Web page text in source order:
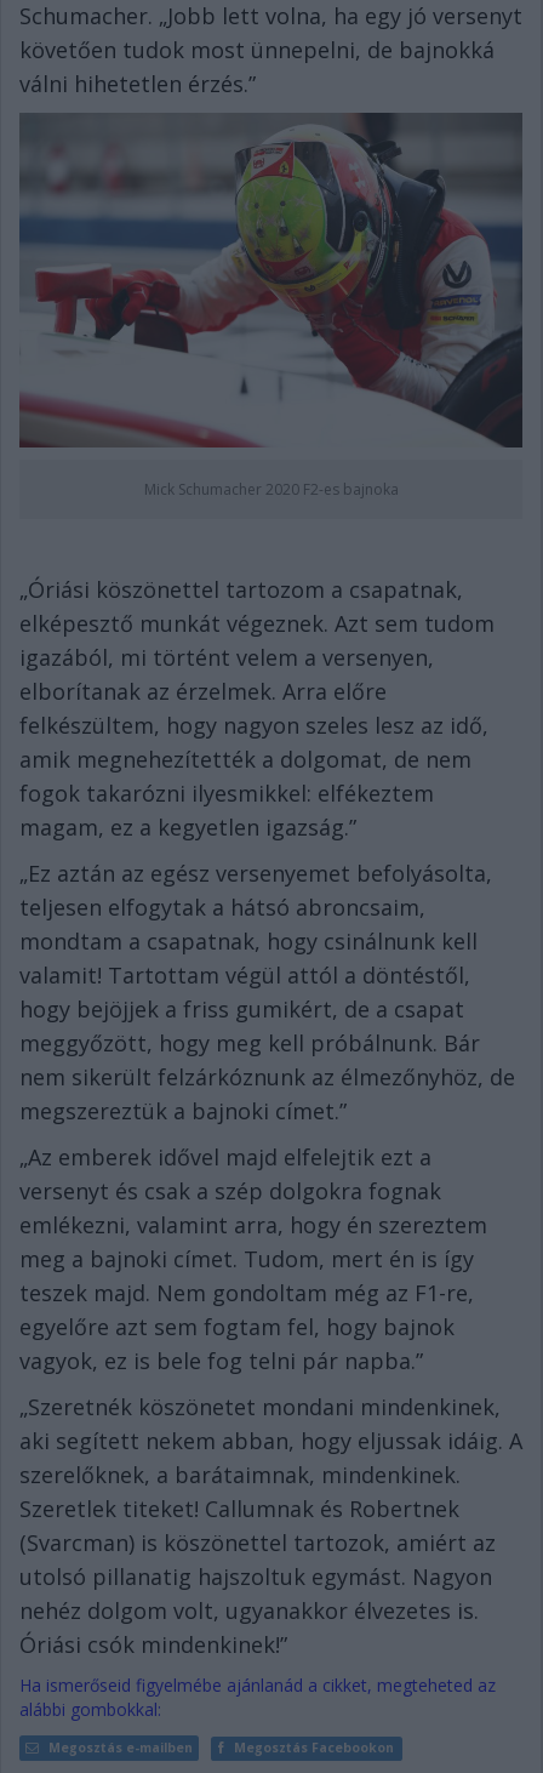
Schumacher. „Jobb lett volna, ha egy jó versenyt
követően tudok most ünnepelni, de bajnokká
válni hihetetlen érzés.”
Mick Schumacher 2020 F2-es bajnoka
„Óriási köszönettel tartozom a csapatnak,
elképesztő munkát végeznek. Azt sem tudom
igazából, mi történt velem a versenyen,
elborítanak az érzelmek. Arra előre
felkészültem, hogy nagyon szeles lesz az idő,
amik megnehezítették a dolgomat, de nem
fogok takarózni ilyesmikkel: elfékeztem
magam, ez a kegyetlen igazság.”
„Ez aztán az egész versenyemet befolyásolta,
teljesen elfogytak a hátsó abroncsaim,
mondtam a csapatnak, hogy csinálnunk kell
valamit! Tartottam végül attól a döntéstől,
hogy bejöjjek a friss gumikért, de a csapat
meggyőzött, hogy meg kell próbálnunk. Bár
nem sikerült felzárkóznunk az élmezőnyhöz, de
megszereztük a bajnoki címet.”
„Az emberek idővel majd elfelejtik ezt a
versenyt és csak a szép dolgokra fognak
emlékezni, valamint arra, hogy én szereztem
meg a bajnoki címet. Tudom, mert én is így
teszek majd. Nem gondoltam még az F1-re,
egyelőre azt sem fogtam fel, hogy bajnok
vagyok, ez is bele fog telni pár napba.”
„Szeretnék köszönetet mondani mindenkinek,
aki segített nekem abban, hogy eljussak idáig. A
szerelőknek, a barátaimnak, mindenkinek.
Szeretlek titeket! Callumnak és Robertnek
(Svarcman) is köszönettel tartozok, amiért az
utolsó pillanatig hajszoltuk egymást. Nagyon
nehéz dolgom volt, ugyanakkor élvezetes is.
Óriási csók mindenkinek!”
Ha ismerőseid figyelmébe ajánlanád a cikket, megteheted az
alábbi gombokkal:
Megosztás e-mailben Megosztás Facebookon